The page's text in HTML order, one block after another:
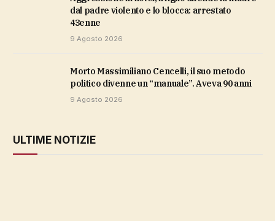
dal padre violento e lo blocca: arrestato
43enne
9 Agosto 2026
Morto Massimiliano Cencelli, il suo metodo
politico divenne un “manuale”. Aveva 90 anni
9 Agosto 2026
ULTIME NOTIZIE